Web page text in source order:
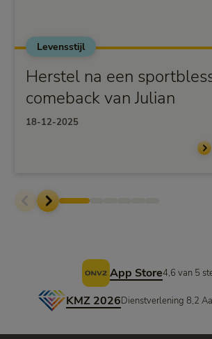
Levensstijl
Herstel na een
comeback van Julian
18-12-2025
App Store4,6 van 5
KMZ 2026Dienstverlening 8,2